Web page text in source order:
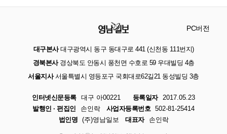
PC버전
대구본사대구광역시 동구 동대구로 441 (신천동 111번지)
경북본사경상북도 안동시 풍천면 수호로 59 우대빌딩 4층
서울지사서울특별시 영등포구 국회대로62길21 동성빌딩 3층
인터넷신문등록 대구 아00221 등록일자
2017.05.23
발행인 · 편집인
손인락 사업자등록번호 502-81-25414
법인명 (주)영남일보 대표자 손인락